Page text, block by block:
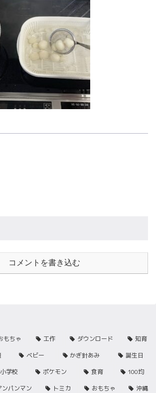
コメントを書き込む
もちゃ 工作 ダウンロード
知育
ベビー かぎ針あみ
誕生日
小学校 ポケモン 食育
100均
ンパンマン トミカ おもちゃ
沖縄